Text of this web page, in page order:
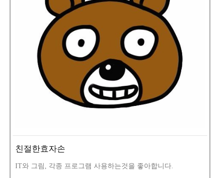
친절한효자손
IT와 그림, 각종 프로그램 사용하는것을 좋아합니다.